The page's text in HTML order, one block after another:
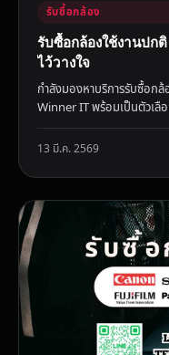
รับซื้อกล้อง
รับซื้อกล้องใช้งานปก
ไว้วางใจ
กำลังมองหาบริการรับซื้อก
Winner IT พร้อมเป็นตัวเลื
13 มี.ค. 2569